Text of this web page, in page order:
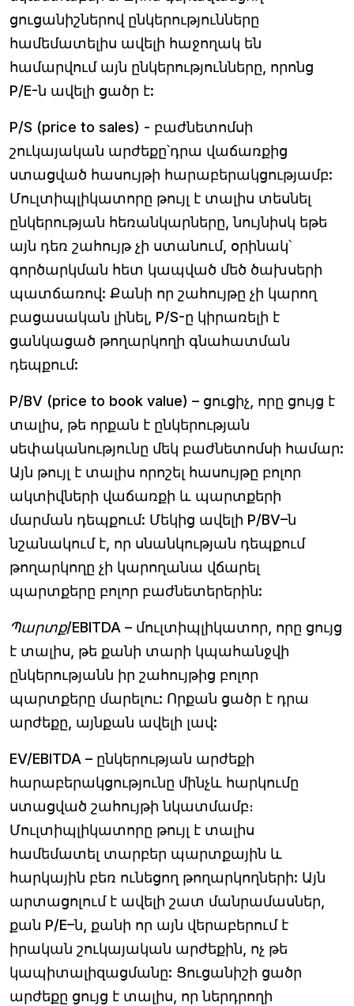
ցուցանիշներով ընկերությունները
համեմատելիս ավելի հաջողակ են
համարվում այն ​​ընկերությունները, որոնց
P/E-ն ավելի ցածր է:
P/S (price to sales) - բաժնետոմսի
շուկայական արժեքը՝դրա վաճառքից
ստացված հասույթի հարաբերակցությամբ:
Մուլտիպլիկատորը թույլ է տալիս տեսնել
ընկերության հեռանկարները, նույնիսկ եթե
այն դեռ շահույթ չի ստանում, օրինակ՝
գործարկման հետ կապված մեծ ծախսերի
պատճառով: Քանի որ շահույթը չի կարող
բացասական լինել, P/S-ը կիրառելի է
ցանկացած թողարկողի գնահատման
դեպքում:
P/BV (price to book value) – ցուցիչ, որը ցույց է
տալիս, թե որքան է ընկերության
սեփականությունը մեկ բաժնետոմսի համար:
Այն թույլ է տալիս որոշել հասույթը բոլոր
ակտիվների վաճառքի և պարտքերի
մարման դեպքում: Մեկից ավելի P/BV–ն
նշանակում է, որ սնանկության դեպքում
թողարկողը չի կարողանա վճարել
պարտքերը բոլոր բաժնետերերին:
Պարտք/EBITDA – մուլտիպլիկատոր, որը ցույց
է տալիս, թե քանի տարի կպահանջվի
ընկերությանն իր շահույթից բոլոր
պարտքերը մարելու: Որքան ցածր է դրա
արժեքը, այնքան ավելի լավ:
EV/EBITDA – ընկերության արժեքի
հարաբերակցությունը մինչև հարկումը
ստացված շահույթի նկատմամբ։
Մուլտիպլիկատորը թույլ է տալիս
համեմատել տարբեր պարտքային և
հարկային բեռ ունեցող թողարկողների: Այն
արտացոլում է ավելի շատ մանրամասներ,
քան P/E–ն, քանի որ այն վերաբերում է
իրական շուկայական արժեքին, ոչ թե
կապիտալիզացմանը: Ցուցանիշի ցածր
արժեքը ցույց է տալիս, որ ներդրողի